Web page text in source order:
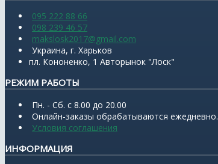
095 222 88 66
098 239 46 57
makslosk2017@gmail.com
Украина, г. Харьков
пл. Кононенко, 1 Авторынок "Лоск"
РЕЖИМ РАБОТЫ
Пн. - Сб. с 8.00 до 20.00
Онлайн-заказы обрабатываются ежедневно.
Условия соглашения
ИНФОРМАЦИЯ